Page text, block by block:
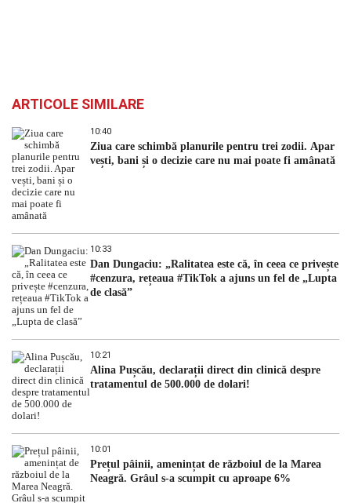
ARTICOLE SIMILARE
10:40
Ziua care schimbă planurile pentru trei zodii. Apar
vești, bani și o decizie care nu mai poate fi amânată
10:33
Dan Dungaciu: „Ralitatea este că, în ceea ce privește
#cenzura, rețeaua #TikTok a ajuns un fel de „Lupta
de clasă”
10:21
Alina Pușcău, declarații direct din clinică despre
tratamentul de 500.000 de dolari!
10:01
Prețul pâinii, amenințat de războiul de la Marea
Neagră. Grâul s-a scumpit cu aproape 6%